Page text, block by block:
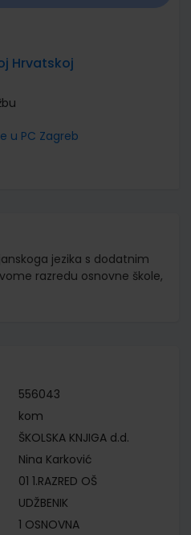
Hrvatskoj
u PC Zagreb
jezika s dodatnim
razredu osnovne škole,
556043
kom
ŠKOLSKA KNJIGA d.d.
Nina Karković
01 1.RAZRED OŠ
UDŽBENIK
1 OSNOVNA